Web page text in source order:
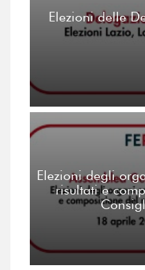
Elezioni delle
Elezioni degli
risultati e